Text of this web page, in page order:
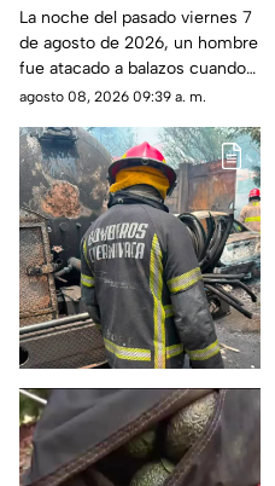
de una iglesia en
Cuautla, ¿cuál es su
estado de salud?
La noche del pasado viernes 7
de agosto de 2026, un hombre
fue atacado a balazos cuando
salía de una iglesia. Los hechos
Cuautla.
agosto 08, 2026 09:39 a. m.